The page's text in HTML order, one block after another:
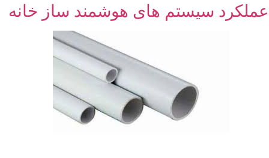
عملکرد سیستم های هوشمند ساز خانه